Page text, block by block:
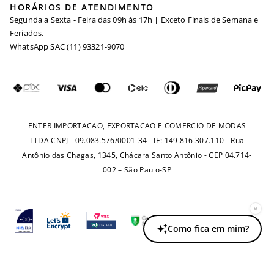
Igualdade Salarial
Requisição de Dados
Minha Conta
Trocas
Fretes e Tarifas
Maternidade
Seja um Afiliado
HORÁRIOS DE ATENDIMENTO
Segunda a Sexta - Feira das 09h às 17h | Exceto Finais de Semana e
Feriados.
WhatsApp SAC (11) 93321-9070
ENTER IMPORTACAO, EXPORTACAO E COMERCIO DE MODAS
LTDA CNPJ - 09.083.576/0001-34 - IE: 149.816.307.110 - Rua
Antônio das Chagas, 1345, Chácara Santo Antônio - CEP 04.714-
002 – São Paulo-SP
×
Como fica em mim?